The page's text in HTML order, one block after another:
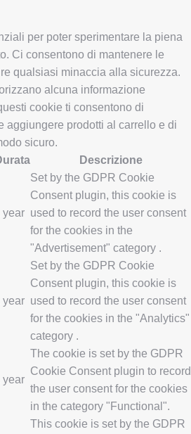
per poter sperimentare la piena
Ci consentono di mantenere le
qualsiasi minaccia alla sicurezza.
alcuna informazione
cookie ti consentono di
aggiungere prodotti al carrello e di
sicuro.
Descrizione
year
Set by the GDPR Cookie
Consent plugin, this cookie is
used to record the user consent
for the cookies in the
"Advertisement" category .
year
Set by the GDPR Cookie
Consent plugin, this cookie is
used to record the user consent
for the cookies in the "Analytics"
category .
year
The cookie is set by the GDPR
Cookie Consent plugin to record
the user consent for the cookies
in the category "Functional".
This cookie is set by the GDPR